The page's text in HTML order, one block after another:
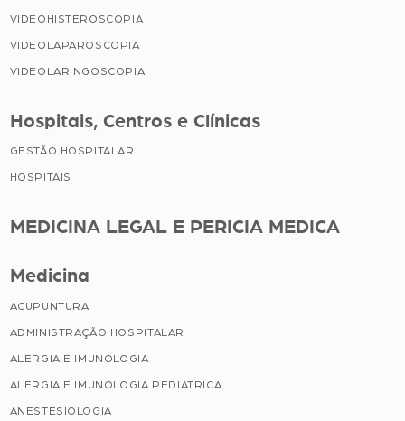
VIDEOHISTEROSCOPIA
VIDEOLAPAROSCOPIA
VIDEOLARINGOSCOPIA
Hospitais, Centros e Clínicas
GESTÃO HOSPITALAR
HOSPITAIS
MEDICINA LEGAL E PERICIA MEDICA
Medicina
ACUPUNTURA
ADMINISTRAÇÃO HOSPITALAR
ALERGIA E IMUNOLOGIA
ALERGIA E IMUNOLOGIA PEDIATRICA
ANESTESIOLOGIA